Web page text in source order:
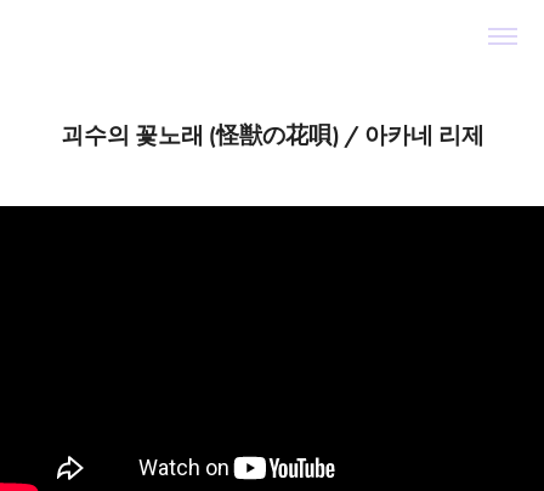
괴수의 꽃노래 (怪獣の花唄) / 아카네 리제